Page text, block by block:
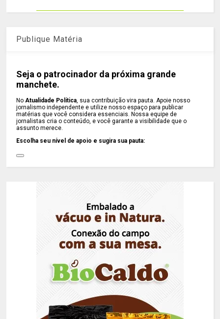
Publique Matéria
Seja o patrocinador da próxima grande
manchete.
NoAtualidade Política, sua contribuição vira pauta. Apoie nosso
jornalismo independente e utilize nosso espaço para publicar
matérias que você considera essenciais. Nossa equipe de
jornalistas cria o conteúdo, e você garante a visibilidade que o
assunto merece.
Escolha seu nível de apoio e sugira sua pauta: